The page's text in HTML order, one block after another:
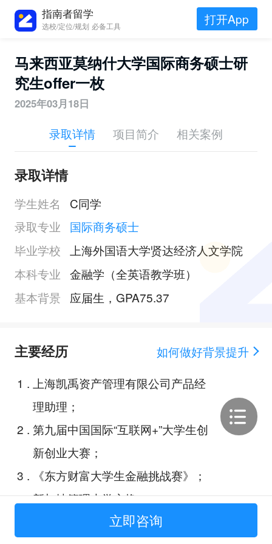
指南者留学
选校/定位/规划 必备工具 打开App
马来西亚莫纳什大学国际商务硕士研
究生offer一枚
2025年03月18日
录取详情 项目简介 相关案例
录取详情
学生姓名
C同学
录取专业
国际商务硕士
毕业学校
上海外国语大学贤达经济人文学院
本科专业 金融学（全英语教学班）
基本背景
应届生，GPA75.37
主要经历
如何做好背景提升
1 . 上海凯禹资产管理有限公司产品经
理助理；
2 . 第九届中国国际“互联网+”大学生创
新创业大赛；
3 .
《东方财富大学生金融挑战赛》；
4.新加坡管理大学交换；
McDonald's corporate analysis re
立即咨询